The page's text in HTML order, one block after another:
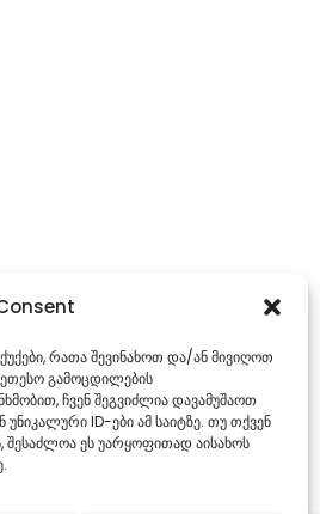
რათა შევინახოთ და/ან მივიღოთ
გამოცდილების
ჩვენ შეგვიძლია დავამუშაოთ
უნიკალური ID-ები ამ საიტზე. თუ თქვენ
ეს უარყოფითად აისახოს